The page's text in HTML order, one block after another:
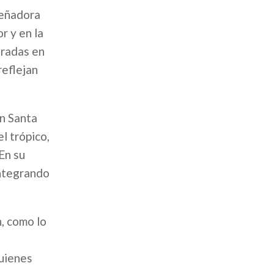
y en la
en
Santa
trópico,
su
como lo